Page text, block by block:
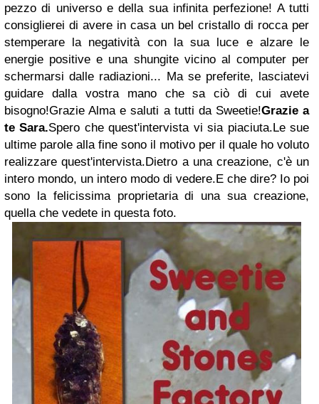
pezzo di universo e della sua infinita perfezione! A tutti
consiglierei di avere in casa un bel cristallo di rocca per
stemperare la negatività con la sua luce e alzare le
energie positive e una shungite vicino al computer per
schermarsi dalle radiazioni... Ma se preferite, lasciatevi
guidare dalla vostra mano che sa ciò di cui avete
bisogno!Grazie Alma e saluti a tutti da Sweetie!Grazie a
te Sara.Spero che quest'intervista vi sia piaciuta. Le sue
ultime parole alla fine sono il motivo per il quale ho voluto
realizzare quest'intervista. Dietro a una creazione, c'è un
intero mondo, un intero modo di vedere. E che dire? Io poi
sono la felicissima proprietaria di una sua creazione,
quella che vedete in questa foto.